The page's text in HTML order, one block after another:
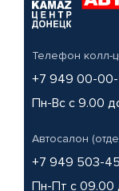
Телефон колл-
+7 949 00-
Пн-Вс с 9.00
Автосалон
+7 949 503-
Пн-Пт с 09.00